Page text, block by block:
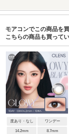
モアコンでこの商品を買
こちらの商品も買って
度あり・なし ワンデー
14.2mm 8.7mm